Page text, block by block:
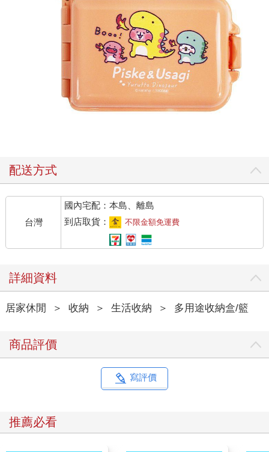
配送方式
台灣
國內宅配：本島、離島
到店取貨：
不限金額免運費
詳細資料
居家休閒 ＞ 收納 ＞ 生活收納 ＞ 多用途收納盒/籃
商品評價
寫評價
推薦必看